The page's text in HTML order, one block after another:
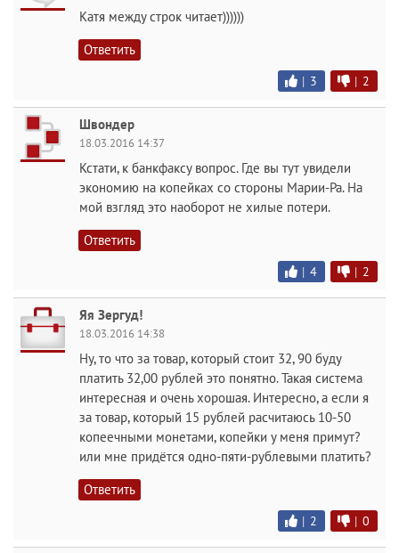
Катя между строк читает))))))
Ответить
| 3 | 2
Швондер
18.03.2016 14:37
Кстати, к банкфаксу вопрос. Где вы тут увидели
экономию на копейках со стороны Марии-Ра. На
мой взгляд это наоборот не хилые потери.
Ответить
| 4 | 2
Яя Зергуд!
18.03.2016 14:38
Ну, то что за товар, который стоит 32, 90 буду
платить 32,00 рублей это понятно. Такая система
интересная и очень хорошая. Интересно, а если я
за товар, который 15 рублей расчитаюсь 10-50
копеечными монетами, копейки у меня примут?
или мне придётся одно-пяти-рублевыми платить?
Ответить
| 2 | 0